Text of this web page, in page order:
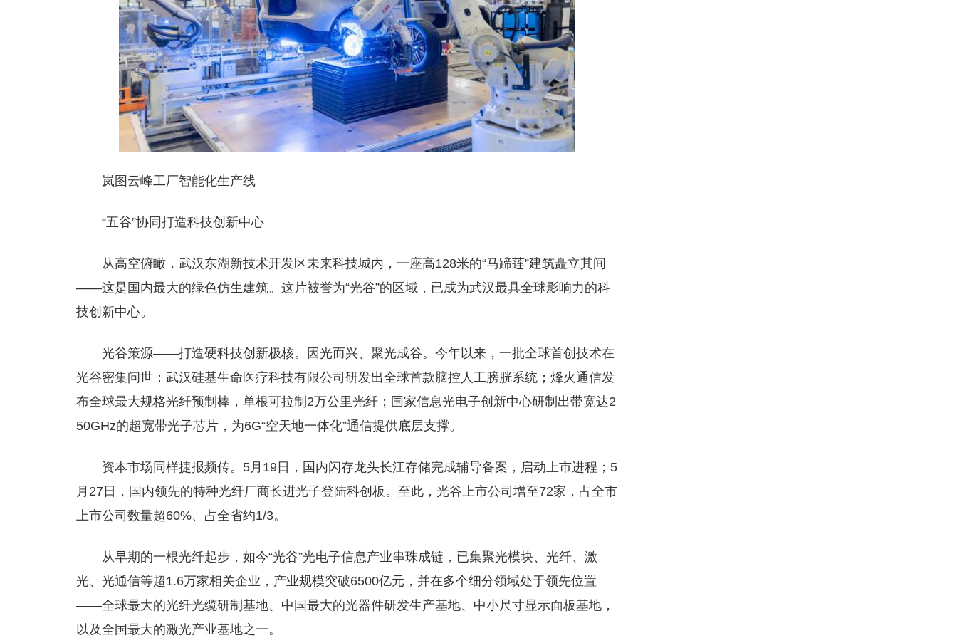
岚图云峰工厂智能化生产线
“五谷”协同打造科技创新中心
从高空俯瞰，武汉东湖新技术开发区未来科技城内，一座高128米的“马蹄莲”建筑矗立其间
——这是国内最大的绿色仿生建筑。这片被誉为“光谷”的区域，已成为武汉最具全球影响力的科
技创新中心。
光谷策源——打造硬科技创新极核。因光而兴、聚光成谷。今年以来，一批全球首创技术在
光谷密集问世：武汉硅基生命医疗科技有限公司研发出全球首款脑控人工膀胱系统；烽火通信发
布全球最大规格光纤预制棒，单根可拉制2万公里光纤；国家信息光电子创新中心研制出带宽达2
50GHz的超宽带光子芯片，为6G“空天地一体化”通信提供底层支撑。
资本市场同样捷报频传。5月19日，国内闪存龙头长江存储完成辅导备案，启动上市进程；5
月27日，国内领先的特种光纤厂商长进光子登陆科创板。至此，光谷上市公司增至72家，占全市
上市公司数量超60%、占全省约1/3。
从早期的一根光纤起步，如今“光谷”光电子信息产业串珠成链，已集聚光模块、光纤、激
光、光通信等超1.6万家相关企业，产业规模突破6500亿元，并在多个细分领域处于领先位置
——全球最大的光纤光缆研制基地、中国最大的光器件研发生产基地、中小尺寸显示面板基地，
以及全国最大的激光产业基地之一。